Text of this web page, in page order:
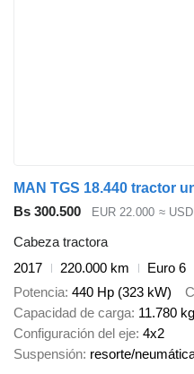
MAN TGS 18.440 tractor
Bs 300.500
EUR 22.000 ≈
Cabeza tractora
2017
220.000 km
Euro 6
Potencia 440 Hp (323 kW)
Capacidad de carga 11.780 kg
Configuración del eje 4x2
Suspensión resorte/